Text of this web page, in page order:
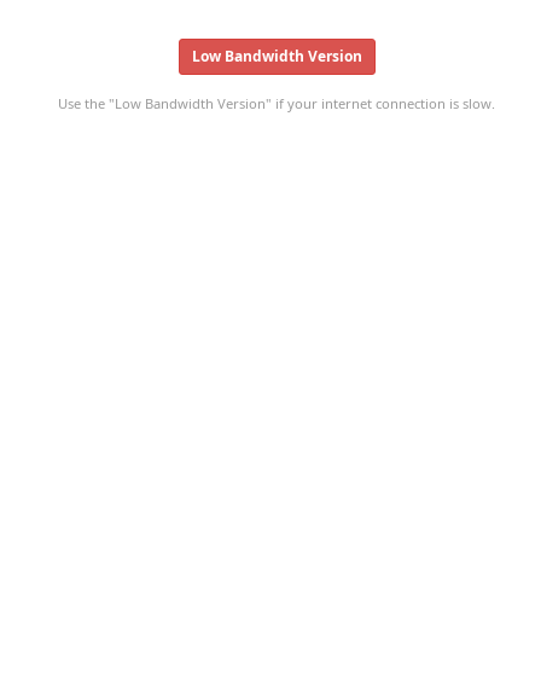
Low Bandwidth Version
Use the "Low Bandwidth Version" if your internet connection is slow.